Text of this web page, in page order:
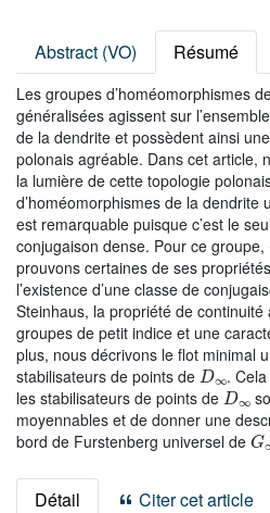
Abstract (VO) Résumé
Les groupes d’homéomorphismes
généralisées agissent sur
de la dendrite et possèdent ainsi
polonais agréable. Dans cet article,
la lumière de cette topologie
d’homéomorphismes de la dendrite
est remarquable puisque c’est le
conjugaison dense. Pour ce groupe,
prouvons certaines de ses
l’existence d’une classe de
Steinhaus, la propriété de
groupes de petit indice et une
plus, nous décrivons le flot minimal
stabilisateurs de points de D∞.
les stabilisateurs de points de D∞
moyennables et de donner une
bord de Furstenberg universel de G
Détail Citer cet article